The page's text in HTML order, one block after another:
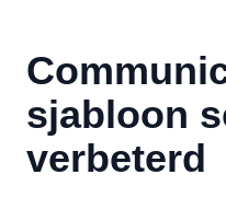
sjabloon
verbeterd